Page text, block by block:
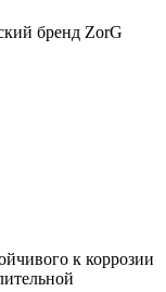
бренд ZorG
к коррозии